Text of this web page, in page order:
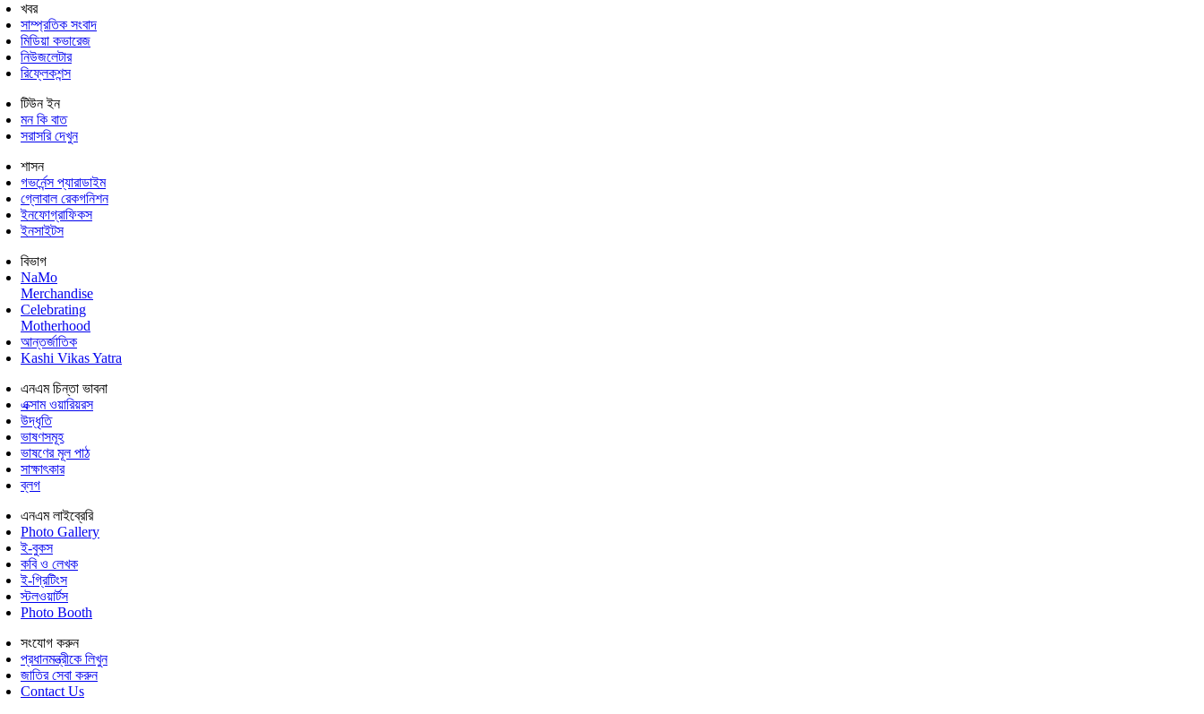
খবর
সাম্প্রতিক সংবাদ
মিডিয়া কভারেজ
নিউজলেটার
রিফ্লেকশন্স
টিউন ইন
মন কি বাত
সরাসরি দেখুন
শাসন
গভর্নেন্স প্যারাডাইম
গ্লোবাল রেকগনিশন
ইনফোগ্রাফিকস
ইনসাইটস
বিভাগ
NaMo
Merchandise
Celebrating
Motherhood
আন্তর্জাতিক
Kashi Vikas Yatra
এনএম চিন্তা ভাবনা
এক্সাম ওয়ারিয়রস
উদ্ধৃতি
ভাষণসমূহ
ভাষণের মূল পাঠ
সাক্ষাৎকার
ব্লগ
এনএম লাইব্রেরি
Photo Gallery
ই-বুকস
কবি ও লেখক
ই-গ্রিটিংস
স্টলওয়ার্টস
Photo Booth
সংযোগ করুন
প্রধানমন্ত্রীকে লিখুন
জাতির সেবা করুন
Contact Us